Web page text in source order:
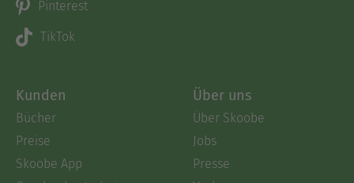
Pinterest
TikTok
Kunden
Bücher
Preise
Skoobe App
Über uns
Über Skoobe
Jobs
Presse